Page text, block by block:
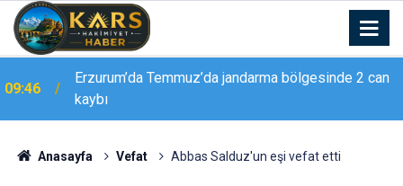
09:46
Erzurum’da Temmuz’da jandarma bölgesinde 2 can
kaybı
09:45
Erzurum Emniyeti’nden ’Düğün Konvoyu’ uyarısı:
"Sevinç hüzne dönüşmesin"
Anasayfa Vefat Abbas Salduz'un eşi vefat etti